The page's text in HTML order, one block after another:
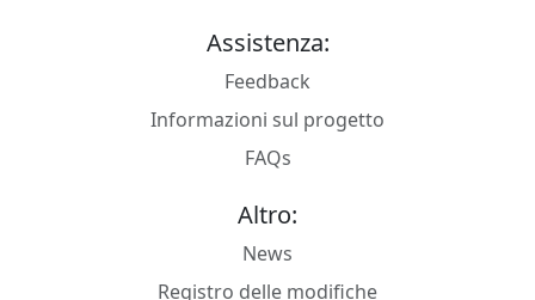
Assistenza:
Feedback
Informazioni sul progetto
FAQs
Altro:
News
Registro delle modifiche